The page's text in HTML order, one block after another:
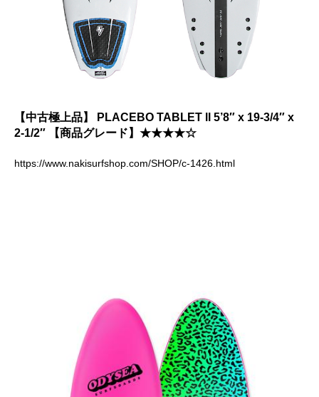
【中古極上品】 PLACEBO TABLET ll 5’8″ x 19-3/4″ x
2-1/2″ 【商品グレード】★★★★☆
https://www.nakisurfshop.com/SHOP/c-1426.html